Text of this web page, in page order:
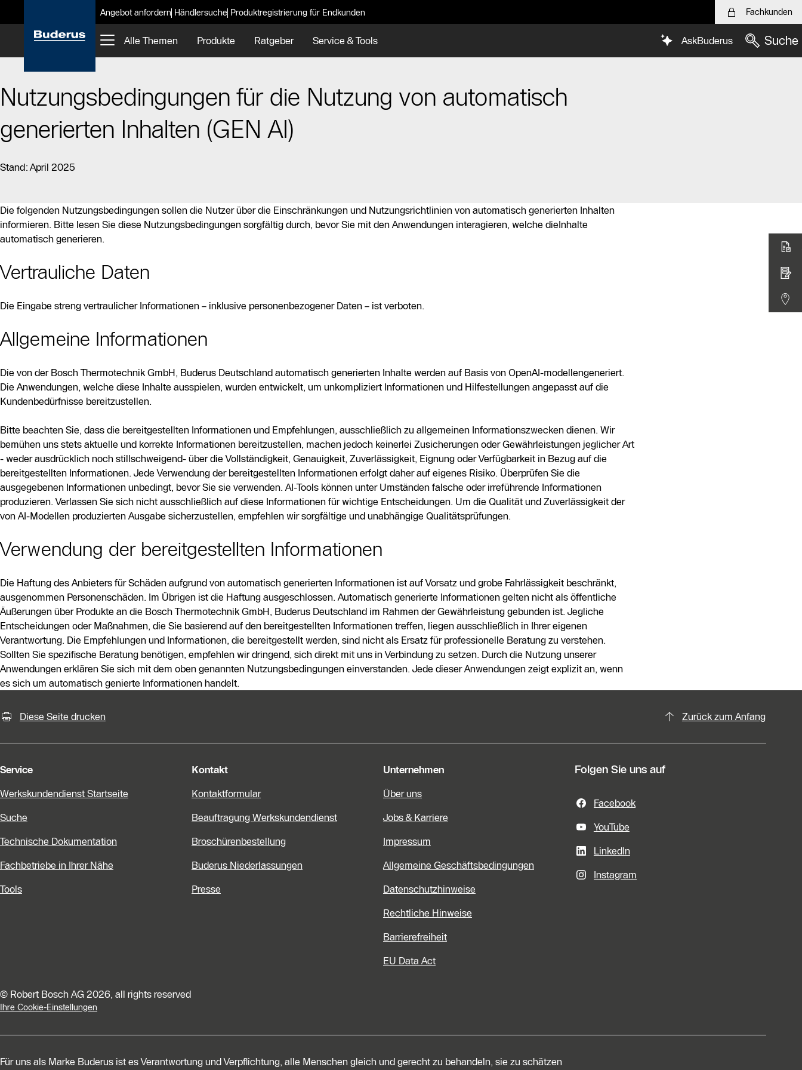
Angebot anfordern Händlersuche Produktregistrierung für Endkunden Fachkunden
Alle Themen Produkte Ratgeber Service & Tools AskBuderus Suche
Nutzungsbedingungen für die Nutzung von automatisch
generierten Inhalten (GEN AI)
Stand: April 2025
Die folgenden Nutzungsbedingungen sollen die Nutzer über die Einschränkungen und Nutzungsrichtlinien von automatisch generierten Inhalten
informieren. Bitte lesen Sie diese Nutzungsbedingungen sorgfältig durch, bevor Sie mit den Anwendungen interagieren, welche dieInhalte
automatisch generieren.
Vertrauliche Daten
Die Eingabe streng vertraulicher Informationen – inklusive personenbezogener Daten – ist verboten.
Allgemeine Informationen
Die von der Bosch Thermotechnik GmbH, Buderus Deutschland automatisch generierten Inhalte werden auf Basis von OpenAI-modellengeneriert.
Die Anwendungen, welche diese Inhalte ausspielen, wurden entwickelt, um unkompliziert Informationen und Hilfestellungen angepasst auf die
Kundenbedürfnisse bereitzustellen.
Bitte beachten Sie, dass die bereitgestellten Informationen und Empfehlungen, ausschließlich zu allgemeinen Informationszwecken dienen. Wir
bemühen uns stets aktuelle und korrekte Informationen bereitzustellen, machen jedoch keinerlei Zusicherungen oder Gewährleistungen jeglicher Art
- weder ausdrücklich noch stillschweigend- über die Vollständigkeit, Genauigkeit, Zuverlässigkeit, Eignung oder Verfügbarkeit in Bezug auf die
bereitgestellten Informationen. Jede Verwendung der bereitgestellten Informationen erfolgt daher auf eigenes Risiko. Überprüfen Sie die
ausgegebenen Informationen unbedingt, bevor Sie sie verwenden. AI-Tools können unter Umständen falsche oder irreführende Informationen
produzieren. Verlassen Sie sich nicht ausschließlich auf diese Informationen für wichtige Entscheidungen. Um die Qualität und Zuverlässigkeit der
von AI-Modellen produzierten Ausgabe sicherzustellen, empfehlen wir sorgfältige und unabhängige Qualitätsprüfungen.
Verwendung der bereitgestellten Informationen
Die Haftung des Anbieters für Schäden aufgrund von automatisch generierten Informationen ist auf Vorsatz und grobe Fahrlässigkeit beschränkt,
ausgenommen Personenschäden. Im Übrigen ist die Haftung ausgeschlossen. Automatisch generierte Informationen gelten nicht als öffentliche
Äußerungen über Produkte an die Bosch Thermotechnik GmbH, Buderus Deutschland im Rahmen der Gewährleistung gebunden ist. Jegliche
Entscheidungen oder Maßnahmen, die Sie basierend auf den bereitgestellten Informationen treffen, liegen ausschließlich in Ihrer eigenen
Verantwortung. Die Empfehlungen und Informationen, die bereitgestellt werden, sind nicht als Ersatz für professionelle Beratung zu verstehen.
Sollten Sie spezifische Beratung benötigen, empfehlen wir dringend, sich direkt mit uns in Verbindung zu setzen. Durch die Nutzung unserer
Anwendungen erklären Sie sich mit dem oben genannten Nutzungsbedingungen einverstanden. Jede dieser Anwendungen zeigt explizit an, wenn
es sich um automatisch genierte Informationen handelt.
Diese Seite drucken Zurück zum Anfang
Service
Werkskundendienst Startseite
Suche
Technische Dokumentation
Fachbetriebe in Ihrer Nähe
Tools
Kontakt
Kontaktformular
Beauftragung Werkskundendienst
Broschürenbestellung
Buderus Niederlassungen
Presse
Unternehmen
Über uns
Jobs & Karriere
Impressum
Allgemeine Geschäftsbedingungen
Datenschutzhinweise
Rechtliche Hinweise
Barrierefreiheit
EU Data Act
Folgen Sie uns auf
Facebook
YouTube
LinkedIn
Instagram
© Robert Bosch AG 2026, all rights reserved
Ihre Cookie-Einstellungen
Für uns als Marke Buderus ist es Verantwortung und Verpflichtung, alle Menschen gleich und gerecht zu behandeln, sie zu schätzen